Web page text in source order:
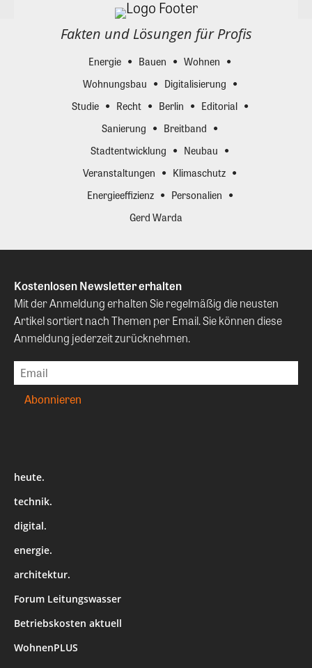
Fakten und Lösungen für Profis
Energie Bauen
Wohnen
Wohnungsbau
Digitalisierung
Studie
Recht Berlin
Editorial
Sanierung
Breitband
Stadtentwicklung
Neubau
Veranstaltungen
Klimaschutz
Energieeffizienz
Personalien
Gerd Warda
Kostenlosen Newsletter erhalten
Mit der Anmeldung erhalten Sie regelmäßig die neusten
Artikel sortiert nach Themen per Email. Sie können diese
Anmeldung jederzeit zurücknehmen.
heute.
technik.
digital.
energie.
architektur.
Forum Leitungswasser
Betriebskosten aktuell
WohnenPLUS